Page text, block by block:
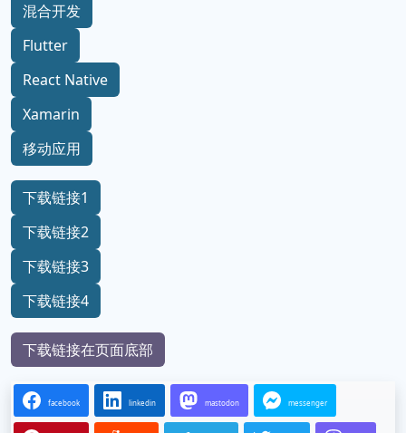
混合开发
Flutter
React Native
Xamarin
移动应用
下载链接1
下载链接2
下载链接3
下载链接4
下载链接在页面底部
facebook linkedin mastodon messenger